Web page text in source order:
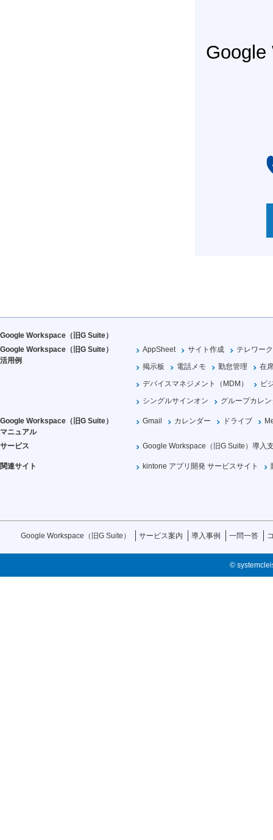
Google
Google Workspace（旧G Suite）
Google Workspace（旧G Suite）
活用例
AppSheet サイト作成
テレワーク
掲示板
電話メモ 勤怠管理
在
デバイスマネジメント（MDM）
ビ
シングルサインオン
グループカレ
Google Workspace（旧G Suite）
マニュアル
Gmail カレンダー ドライブ
サービス Google Workspace（旧G Suite）導入
関連サイト kintone アプリ開発 サービスサイト
Google Workspace（旧G Suite） サービス案内 導入事例 一問一答
©